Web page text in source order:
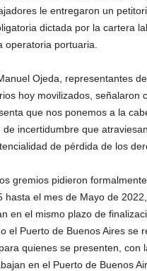
le entregaron un
dictada por la cartera
operatoria portuaria.
Ojeda, representantes
hoy movilizados, señalaron
que nos ponemos a la
incertidumbre que
de pérdida de los
gremios pidieron
hasta el mes de Mayo de
en el mismo plazo de
el Puerto de Buenos Aires se
quienes se presenten,
en el Puerto de Buenos